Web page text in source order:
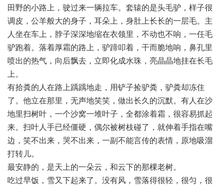
田野的小路上，驶过来一辆拉车。套辕的是头毛驴，样子很
调皮，公羊般大的身子，耳朵上，身肚上长长的一层毛。主
人坐在车上，脖子深深地缩在衣领里，不动也不响，一任毛
驴跑着。落着厚霜的路上，驴蹄叩着，干而脆地响，鼻孔里
喷出的热气，向后飘去，立即化成水珠，亮晶晶地挂在长毛
上。
有拾粪的人在路上踽踽地走，用铲子捡驴粪，驴粪却冻住
了。他立在那里，无声地笑笑，做出长久的沉默。有人在沙
地里扫树叶，一个沙窝一堆叶子，全都涂着霜，很容易抓起
来。扫叶人手已经僵硬，偶尔被树枝碰了，就伸着手指在嘴
边，笑不出来，哭不出来，一副不能言传的表情，原地吸溜
打转儿。
最安静的，是天上的一朵云，和云下的那棵老树。
吃过早饭，雪又下起来了。没有风，雪落得很轻，很匀，很